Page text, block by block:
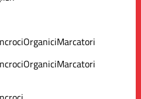
OrganiciMarcatori
OrganiciMarcatori